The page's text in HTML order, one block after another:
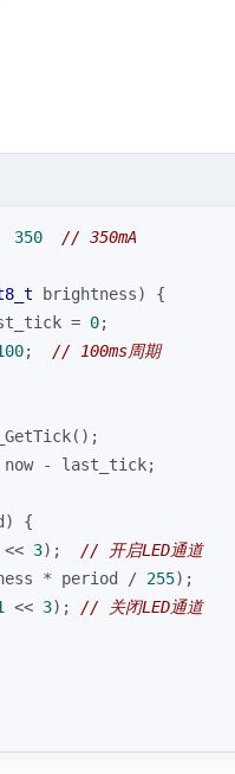
350 // 350mA
brightness)
{
= 0;
; // 100ms周期
now - last_tick;
{
<< 3); // 开启LED通道
* period /
255);
<< 3); // 关闭LED通道